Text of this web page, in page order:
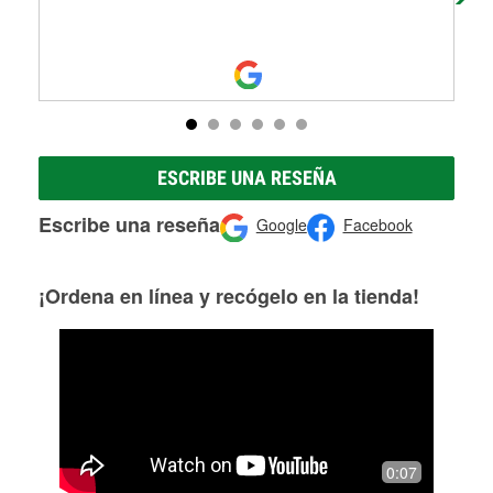
ESCRIBE UNA RESEÑA
Escribe una reseña Google Facebook
¡Ordena en línea y recógelo en la tienda!
0:07